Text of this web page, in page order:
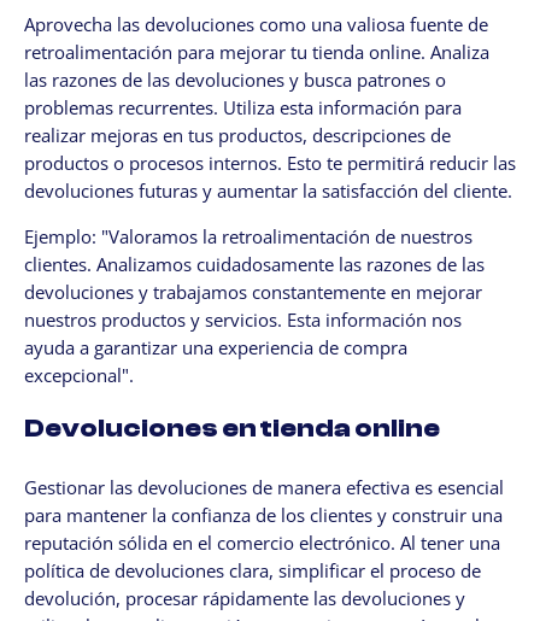
Aprovecha las devoluciones como una valiosa fuente de
retroalimentación para mejorar tu tienda online. Analiza
las razones de las devoluciones y busca patrones o
problemas recurrentes. Utiliza esta información para
realizar mejoras en tus productos, descripciones de
productos o procesos internos. Esto te permitirá reducir las
devoluciones futuras y aumentar la satisfacción del cliente.
Ejemplo: "Valoramos la retroalimentación de nuestros
clientes. Analizamos cuidadosamente las razones de las
devoluciones y trabajamos constantemente en mejorar
nuestros productos y servicios. Esta información nos
ayuda a garantizar una experiencia de compra
excepcional".
Devoluciones en tienda online
Gestionar las devoluciones de manera efectiva es esencial
para mantener la confianza de los clientes y construir una
reputación sólida en el comercio electrónico. Al tener una
política de devoluciones clara, simplificar el proceso de
devolución, procesar rápidamente las devoluciones y